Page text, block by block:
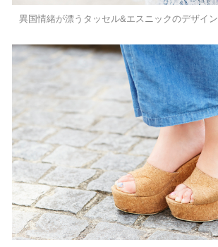
異国情緒が漂うタッセル&エスニックのデザイン